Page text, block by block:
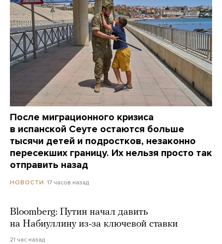
После миграционного кризиса
в испанской Сеуте остаются больше
тысячи детей и подростков, незаконно
пересекших границу. Их нельзя просто так
отправить назад
НОВОСТИ 17 часов назад
Bloomberg: Путин начал давить
на Набиуллину из-за ключевой ставки
21 час назад